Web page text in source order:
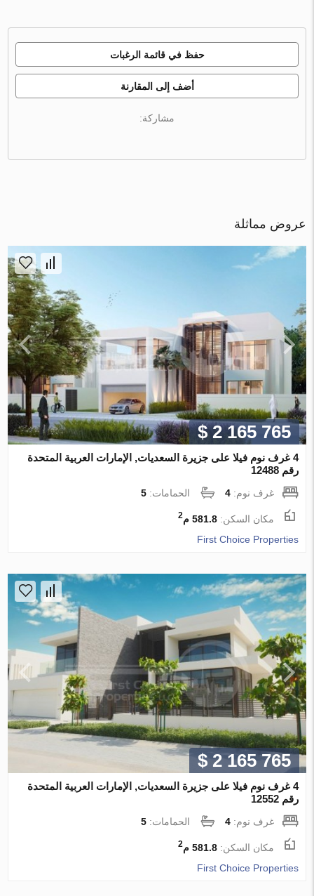
حفظ في قائمة الرغبات
أضف إلى المقارنة
مشاركة:
عروض مماثلة
$ 2 165 765
4 غرف نوم فيلا على جزيرة السعديات, الإمارات العربية المتحدة
رقم 12488
غرف نوم:4 الحمامات:5
مكان السكن:581.8 م 2
First Choice Properties
$ 2 165 765
4 غرف نوم فيلا على جزيرة السعديات, الإمارات العربية المتحدة
رقم 12552
غرف نوم:4 الحمامات:5
مكان السكن:581.8 م 2
First Choice Properties